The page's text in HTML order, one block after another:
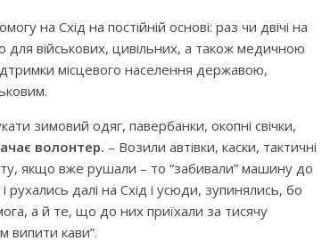
на Схід на постійній основі: раз чи двічі на
військових, цивільних, а також медичною
місцевого населення державою,
зимовий одяг, павербанки, окопні свічки,
волонтер. – Возили автівки, каски, тактичні
якщо вже рушали – то “забивали” машину до
рухались далі на Схід і усюди, зупинялись, бо
а й те, що до них приїхали за тисячу
випити кави”.